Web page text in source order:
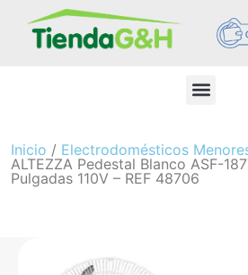
Inicio / Electrodomésticos
ALTEZZA Pedestal Blanco ASF-
Pulgadas 110V – REF 48706